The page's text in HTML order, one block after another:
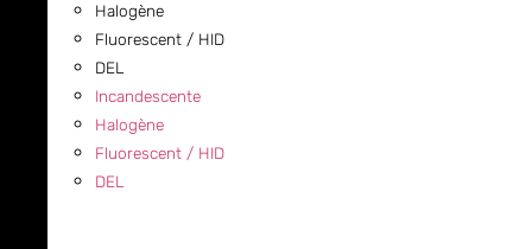
Halogène
Fluorescent / HID
DEL
Incandescente
Halogène
Fluorescent / HID
DEL